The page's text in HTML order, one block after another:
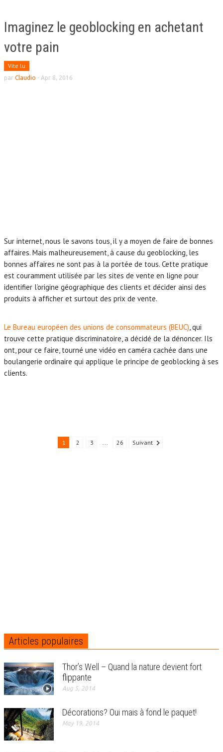
Imaginez le geoblocking en achetant
votre pain
Vite lu
par Claudio - Apr 8, 2016
Sur internet, nous le savons tous, il y a moyen de faire de bonnes
affaires. Mais malheureusement, à cause du geoblocking, les
bonnes affaires ne sont pas à la portée de tous. Cette pratique
est couramment utilisée par les sites de vente en ligne pour
identifier l’origine géographique des clients et décider ainsi des
produits à afficher et surtout des prix de vente.
Le Bureau européen des unions de consommateurs (BEUC), qui
trouve cette pratique discriminatoire, a décidé de la dénoncer. Ils
ont, pour ce faire, tourné une vidéo en caméra cachée dans une
boulangerie ordinaire qui applique le principe de geoblocking à ses
clients.
1 2 3 ... 26 Suivant
Articles populaires
Thor’s Well – Quand la nature devient fort
flippante
Aug 5, 2014
Décorations? Oui mais à fond le paquet!
May 19, 2014